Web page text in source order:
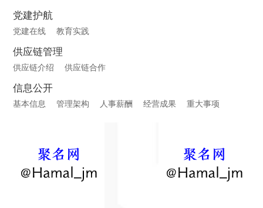
党建护航
党建在线 教育实践
供应链管理
供应链介绍 供应链合作
信息公开
基本信息 管理架构 人事薪酬 经营成果 重大事项